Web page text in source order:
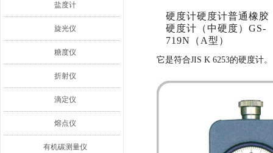
盐度计
旋光仪
糖度仪
折射仪
滴定仪
熔点仪
有机碳测量仪
硬度计硬度计普通橡胶
硬度计 （中硬度）GS-
719N（A型）
它是符合JIS K 6253的硬度计。